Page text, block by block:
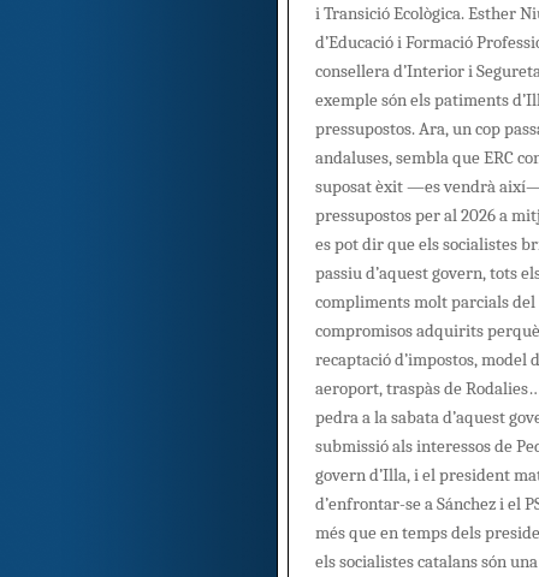
i Transició Ecològica. Esther
d’Educació i Formació
consellera d’Interior i
exemple són els patiments
pressupostos. Ara, un cop
andaluses, sembla que ERC
suposat èxit —es vendrà
pressupostos per al 2026 a
es pot dir que els socialistes
passiu d’aquest govern, tots
compliments molt parcials del
compromisos adquirits
recaptació d’impostos, model
aeroport, traspàs de
pedra a la sabata d’aquest
submissió als interessos de
govern d’Illa, i el president
d’enfrontar-se a Sánchez i el
més que en temps dels
els socialistes catalans són